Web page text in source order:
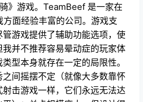
间摇摆不定（就像大多数靠怀
击游戏一样，它们永远无法达
）：关卡规模庞大，但设计得
了游戏节奏（例如神器/存档
AI 极其基础且愚蠢，只能依
数量、过高的攻击性和奇特的
杂????；物理效果有时奇怪